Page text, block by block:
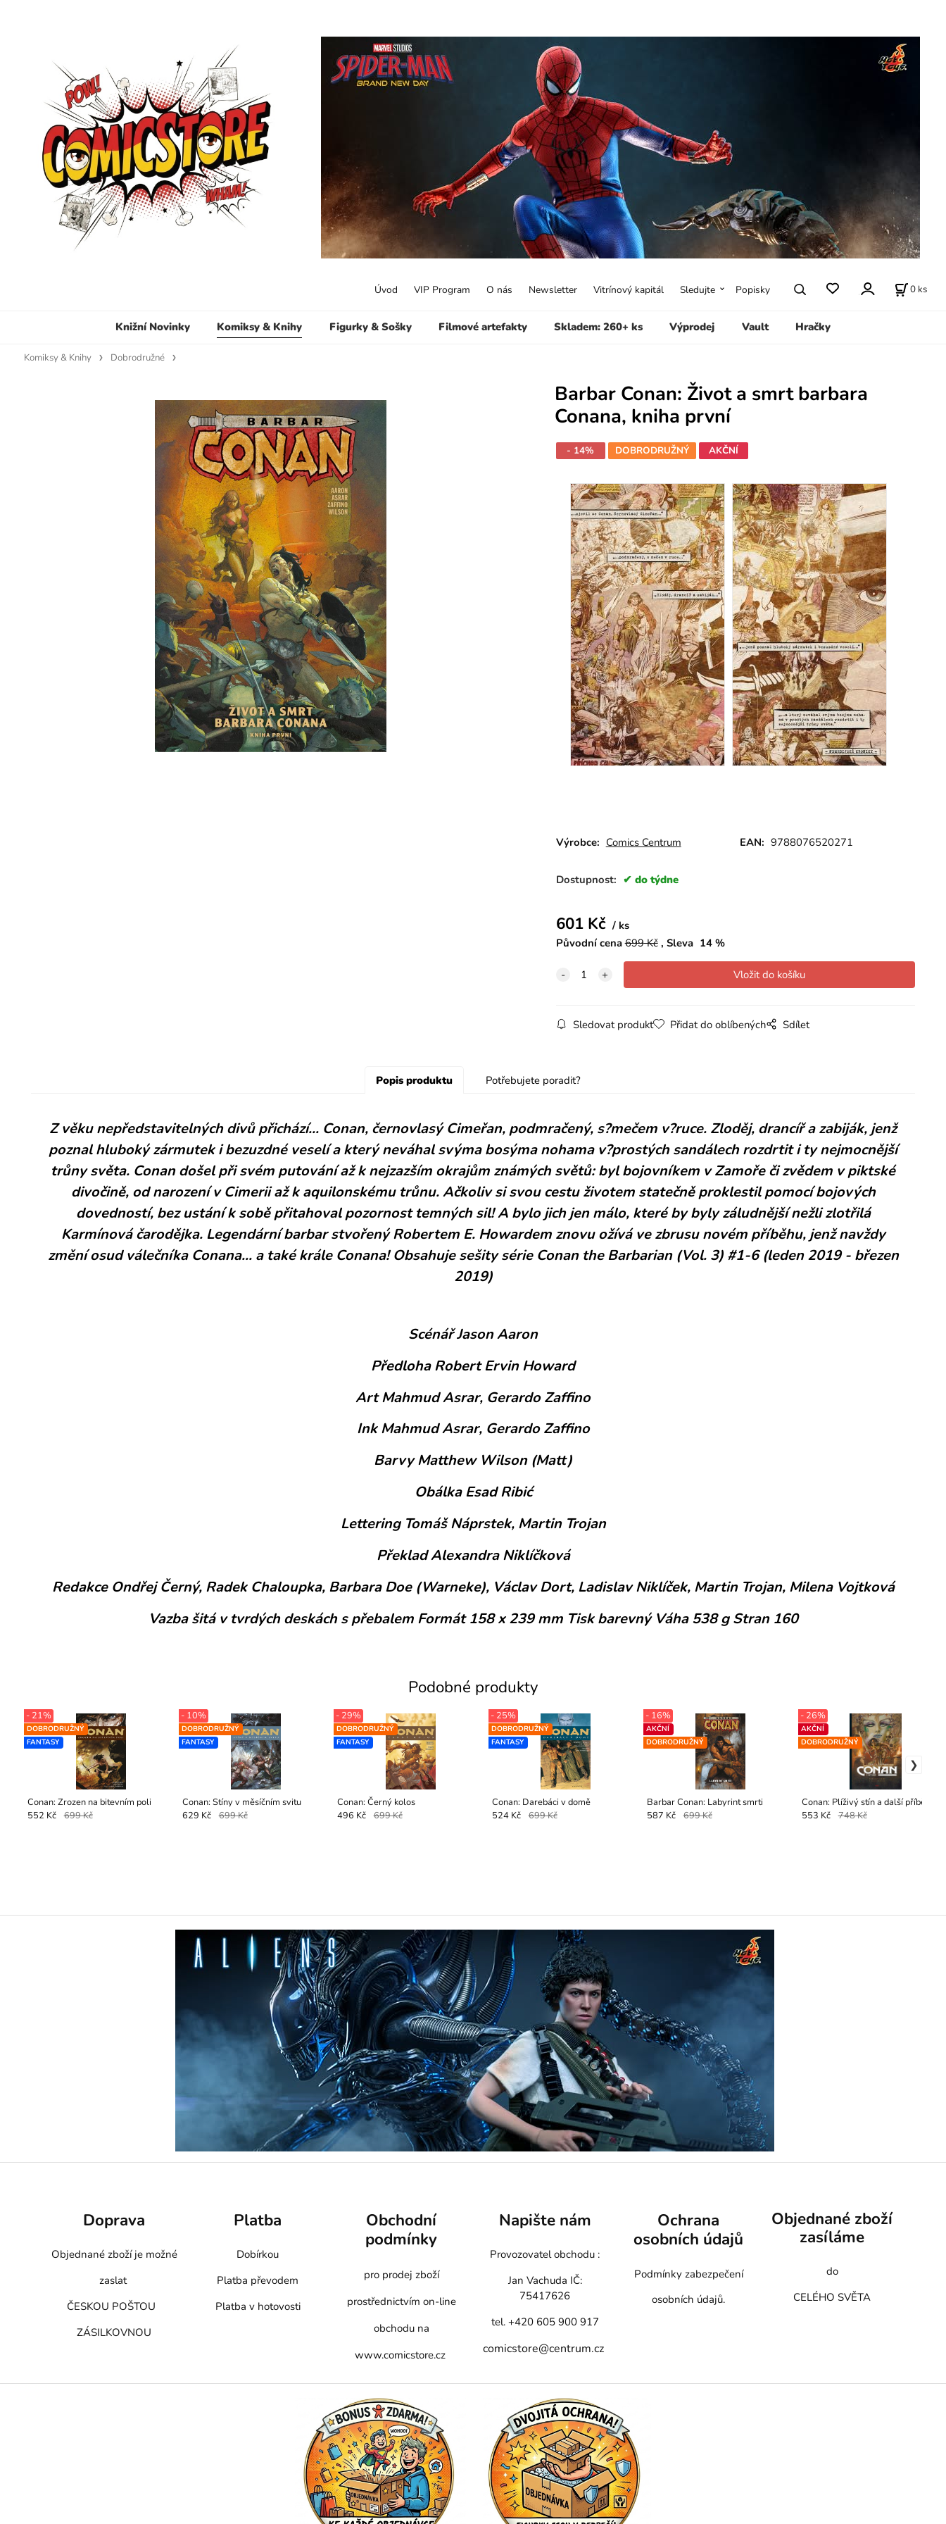
Knižní Novinky Komiksy & Knihy Figurky & Sošky Filmové artefakty Skladem: 260+ ks Výprodej Vault Hračky
Úvod VIP Program O nás Newsletter Vitrínový kapitál Sledujte Popisky 0 ks
Komiksy & Knihy Dobrodružné
Barbar Conan: Život a smrt barbara
Conana, kniha první
- 14% DOBRODRUŽNÝ AKČNÍ
Výrobce: Comics Centrum EAN: 9788076520271
Dostupnost: do týdne
601Kč
ks
Původní cena 699Kč Sleva 14%
Sledovat produkt Přidat do oblíbených Sdílet
Popis produktu Potřebujete poradit?
Z věku nepředstavitelných divů přichází... Conan, černovlasý Cimeřan, podmračený, s?mečem v?ruce. Zloděj, drancíř a zabiják, jenž
poznal hluboký zármutek i bezuzdné veselí a který neváhal svýma bosýma nohama v?prostých sandálech rozdrtit i ty nejmocnější
trůny světa. Conan došel při svém putování až k nejzazším okrajům známých světů: byl bojovníkem v Zamoře či zvědem v piktské
divočině, od narození v Cimerii až k aquilonskému trůnu. Ačkoliv si svou cestu životem statečně proklestil pomocí bojových
dovedností, bez ustání k sobě přitahoval pozornost temných sil! A bylo jich jen málo, které by byly záludnější nežli zlotřilá
Karmínová čarodějka. Legendární barbar stvořený Robertem E. Howardem znovu ožívá ve zbrusu novém příběhu, jenž navždy
změní osud válečníka Conana... a také krále Conana! Obsahuje sešity série Conan the Barbarian (Vol. 3) #1-6 (leden 2019 - březen
2019)
Scénář Jason Aaron
Předloha Robert Ervin Howard
Art Mahmud Asrar, Gerardo Zaffino
Ink Mahmud Asrar, Gerardo Zaffino
Barvy Matthew Wilson (Matt)
Obálka Esad Ribić
Lettering Tomáš Náprstek, Martin Trojan
Překlad Alexandra Niklíčková
Redakce Ondřej Černý, Radek Chaloupka, Barbara Doe (Warneke), Václav Dort, Ladislav Niklíček, Martin Trojan, Milena Vojtková
Vazba šitá v tvrdých deskách s přebalem Formát 158 x 239 mm Tisk barevný Váha 538 g Stran 160
Podobné produkty
Conan: Zrozen na bitevním poli
DOBRODRUŽNÝ
FANTASY
- 21%
552 Kč 699 Kč
Conan: Stíny v měsíčním svitu
DOBRODRUŽNÝ
FANTASY
- 10%
629 Kč 699 Kč
Conan: Černý kolos
DOBRODRUŽNÝ
FANTASY
- 29%
496 Kč 699 Kč
Conan: Darebáci v domě
DOBRODRUŽNÝ
FANTASY
- 25%
524 Kč 699 Kč
Barbar Conan: Labyrint smrti
AKČNÍ
DOBRODRUŽNÝ
- 16%
587 Kč 699 Kč
Conan: Plíživý stín a další příběhy
AKČNÍ
DOBRODRUŽNÝ
- 26%
553 Kč 748 Kč
Doprava
Objednané zboží je možné
zaslat
ČESKOU POŠTOU
ZÁSILKOVNOU
Platba
Dobírkou
Platba převodem
Platba v hotovosti
Obchodní
podmínky
pro prodej zboží
prostřednictvím on-line
obchodu na
www.comicstore.cz
Napište nám
Provozovatel obchodu :
Jan Vachuda IČ:
75417626
tel. +420 605 900 917
comicstore@centrum.cz
Ochrana
osobních údajů
Podmínky zabezpečení
osobních údajů.
Objednané zboží
zasíláme
do
CELÉHO SVĚTA